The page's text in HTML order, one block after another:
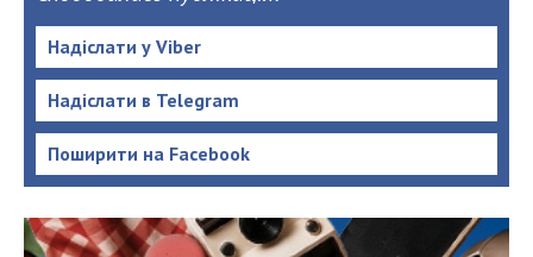
Надіслати у Viber
Надіслати в Telegram
Поширити на Facebook